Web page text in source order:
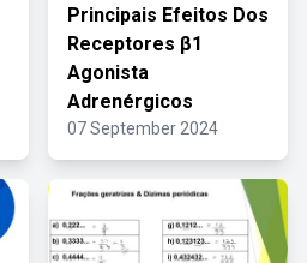
Principais Efeitos Dos
Receptores β1
Agonista
Adrenérgicos
07 September 2024